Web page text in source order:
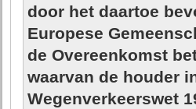
door het daartoe
Europese
de Overeenkomst
waarvan de houder
Wegenverkeerswet